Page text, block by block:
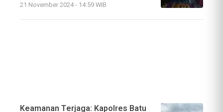
21 November 2024 - 14:59 WIB
Keamanan Terjaga: Kapolres Batu